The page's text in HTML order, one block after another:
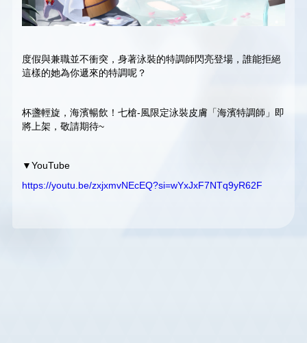
度假與兼職並不衝突，身著泳裝的特調師閃亮登場，誰能拒絕
這樣的她為你遞來的特調呢？
杯盞輕旋，海濱暢飲！七槍-風限定泳裝皮膚「海濱特調師」即
將上架，敬請期待~
▼YouTube
https://youtu.be/zxjxmvNEcEQ?si=wYxJxF7NTq9yR62F